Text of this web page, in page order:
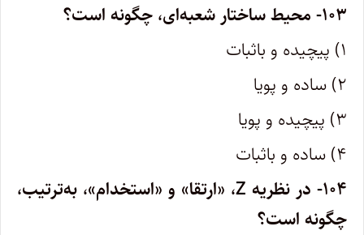
۱۰۳- محیط ساختار شعبه‌ای، چگونه است؟
۱) پیچیده و باثبات
۲) ساده و پویا
۳) پیچیده و پویا
۴) ساده و باثبات
۱۰۴- در نظریه
Z، «ارتقا» و «استخدام»، به‌ترتیب،
چگونه است؟